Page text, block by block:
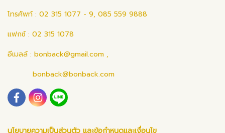
โทรศัพท์ : 02 315 1077 - 9, 085 559 9888
แฟกซ์ : 02 315 1078
อีเมลล์ : bonback@gmail.com ,
bonback@bonback.com
นโยบายความเป็นส่วนตัว และข้อกำหนดและเงื่อนไข